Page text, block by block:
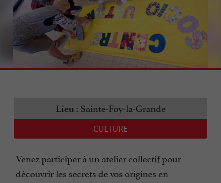
Lieu : Sainte-Foy-la-Grande
CULTURE
Venez participer à un atelier collectif pour
découvrir les secrets de vos origines en